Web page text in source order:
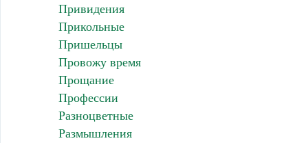
Привидения
Прикольные
Пришельцы
Провожу время
Прощание
Профессии
Разноцветные
Размышления